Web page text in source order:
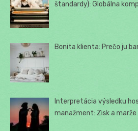
štandardy): Globálna
Bonita klienta: Prečo ju
Interpretácia výsledku
manažment: Zisk a marže